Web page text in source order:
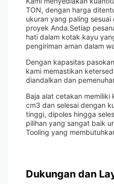
TON, dengan harga
ukuran yang paling
proyek Anda.Setiap
hati dalam kotak kayu
pengiriman aman dalam
Dengan kapasitas
kami memastikan
diandalkan dan
Baja alat cetakan memiliki
cm3 dan selesai dengan
tinggi, dipoles hingga
pilihan yang sangat baik
Tooling yang
Dukungan dan